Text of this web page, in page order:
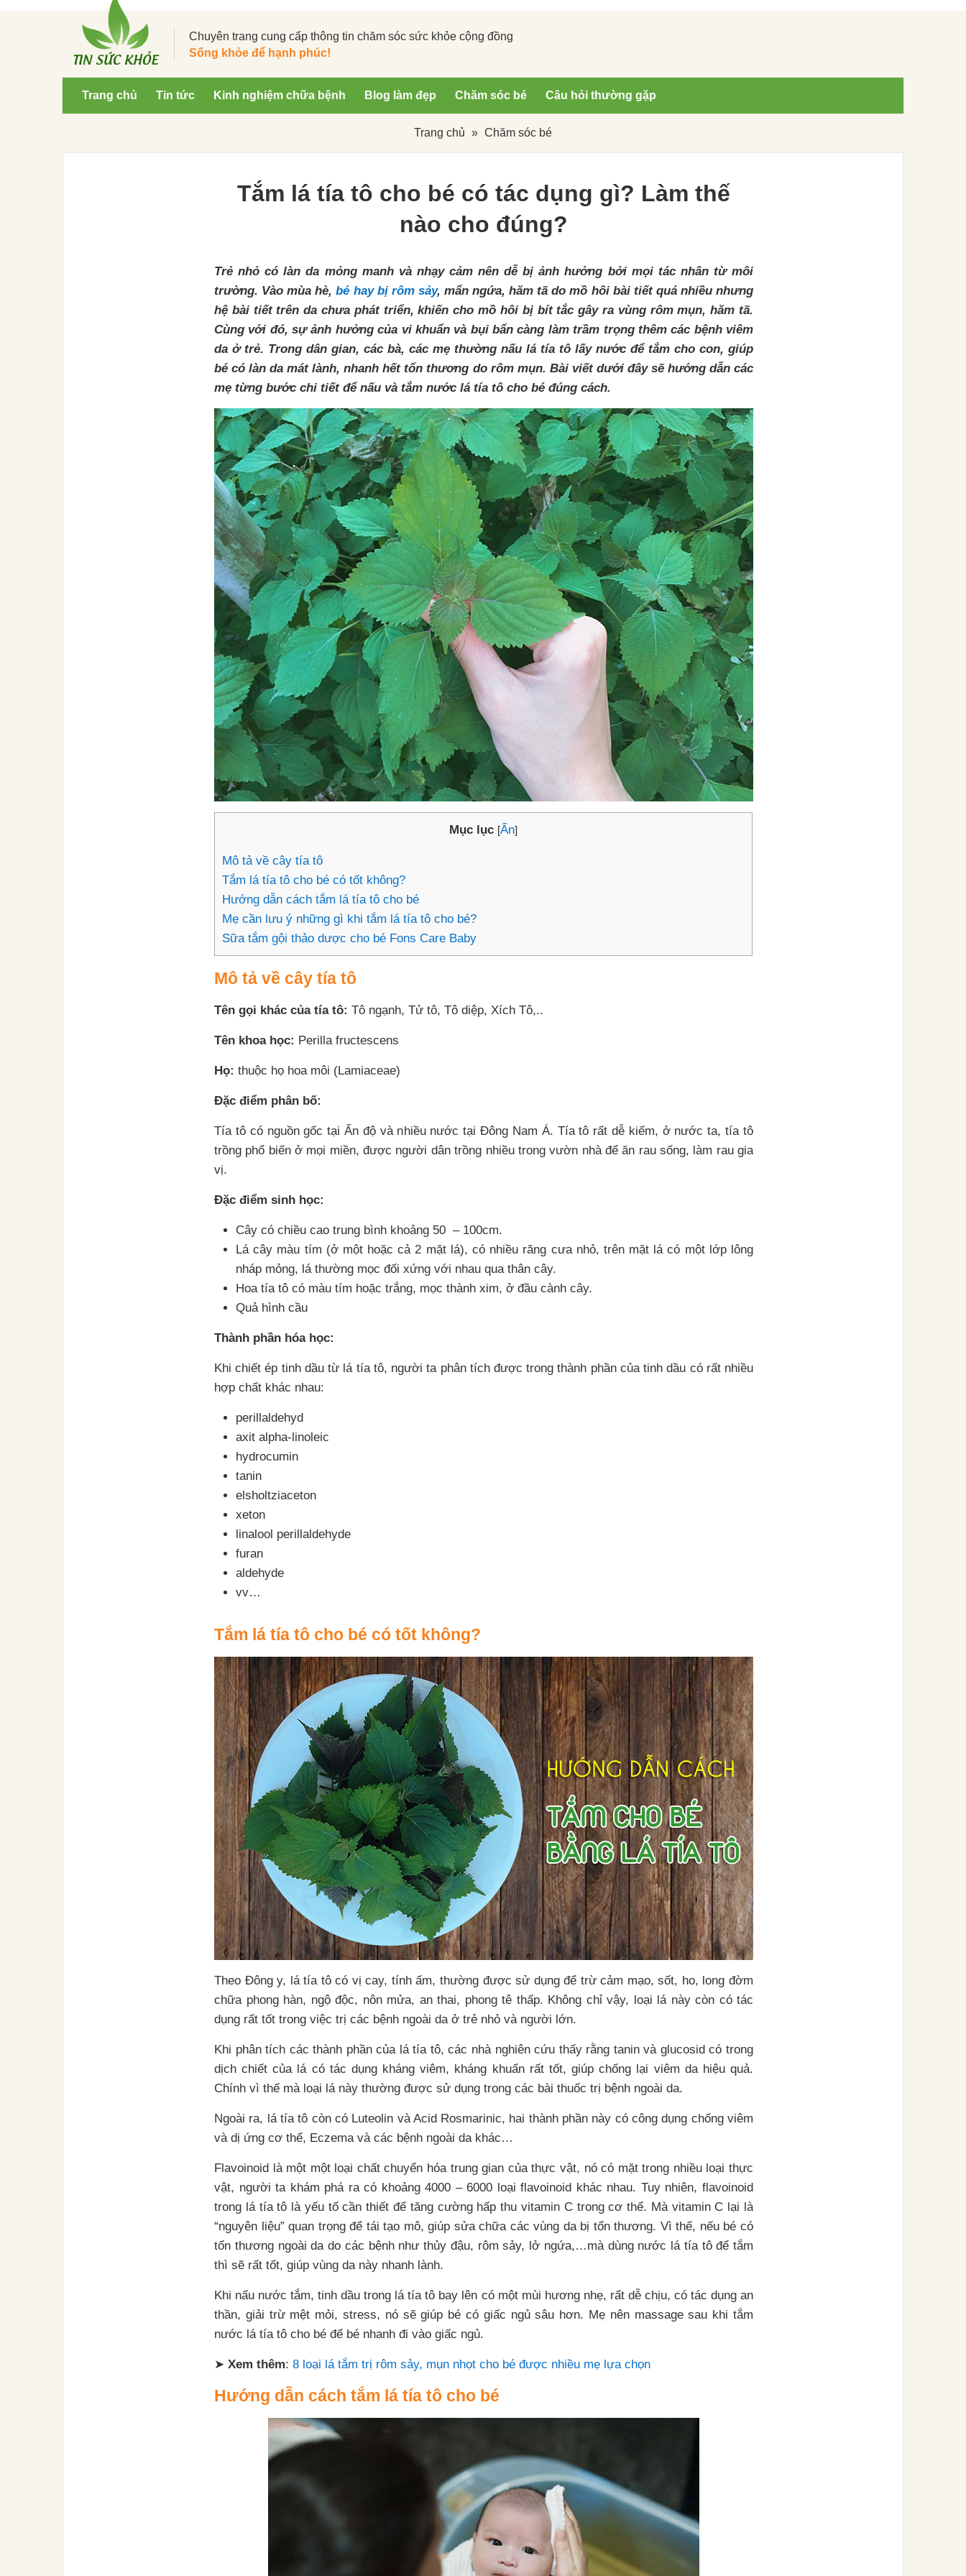
Chuyên trang cung cấp thông tin chăm sóc sức khỏe cộng đồng
Sống khỏe để hạnh phúc!
Trang chủ Tin tức Kinh nghiệm chữa bệnh Blog làm đẹp Chăm sóc bé Câu hỏi thường gặp
Trang chủ » Chăm sóc bé
Tắm lá tía tô cho bé có tác dụng gì? Làm thế
nào cho đúng?
Trẻ nhỏ có làn da mỏng manh và nhạy cảm nên dễ bị ảnh hưởng bởi mọi tác nhân từ môi
trường. Vào mùa hè,bé hay bị rôm sảy, mẩn ngứa, hăm tã do mồ hôi bài tiết quá nhiều nhưng
hệ bài tiết trên da chưa phát triển, khiến cho mồ hôi bị bít tắc gây ra vùng rôm mụn, hăm tã.
Cùng với đó, sự ảnh hưởng của vi khuẩn và bụi bẩn càng làm trầm trọng thêm các bệnh viêm
da ở trẻ. Trong dân gian, các bà, các mẹ thường nấu lá tía tô lấy nước để tắm cho con, giúp
bé có làn da mát lành, nhanh hết tổn thương do rôm mụn. Bài viết dưới đây sẽ hướng dẫn các
mẹ từng bước chi tiết để nấu và tắm nước lá tía tô cho bé đúng cách.
Mục lục [Ẩn]
Mô tả về cây tía tô
Tắm lá tía tô cho bé có tốt không?
Hướng dẫn cách tắm lá tía tô cho bé
Mẹ cần lưu ý những gì khi tắm lá tía tô cho bé?
Sữa tắm gội thảo dược cho bé Fons Care Baby
Mô tả về cây tía tô
Tên gọi khác của tía tô: Tô ngạnh, Tử tô, Tô diệp, Xích Tô,..
Tên khoa học: Perilla fructescens
Họ: thuộc họ hoa môi (Lamiaceae)
Đặc điểm phân bố:
Tía tô có nguồn gốc tại Ấn độ và nhiều nước tại Đông Nam Á. Tía tô rất dễ kiếm, ở nước ta, tía tô
trồng phổ biến ở mọi miền, được người dân trồng nhiều trong vườn nhà để ăn rau sống, làm rau gia
vị.
Đặc điểm sinh học:
Cây có chiều cao trung bình khoảng 50 – 100cm.
Lá cây màu tím (ở một hoặc cả 2 mặt lá), có nhiều răng cưa nhỏ, trên mặt lá có một lớp lông
nháp mỏng, lá thường mọc đối xứng với nhau qua thân cây.
Hoa tía tô có màu tím hoặc trắng, mọc thành xim, ở đầu cành cây.
Quả hình cầu
Thành phần hóa học:
Khi chiết ép tinh dầu từ lá tía tô, người ta phân tích được trong thành phần của tinh dầu có rất nhiều
hợp chất khác nhau:
perillaldehyd
axit alpha-linoleic
hydrocumin
tanin
elsholtziaceton
xeton
linalool perillaldehyde
furan
aldehyde
vv…
Tắm lá tía tô cho bé có tốt không?
Theo Đông y, lá tía tô có vị cay, tính ấm, thường được sử dụng để trừ cảm mạo, sốt, ho, long đờm
chữa phong hàn, ngộ độc, nôn mửa, an thai, phong tê thấp. Không chỉ vậy, loại lá này còn có tác
dụng rất tốt trong việc trị các bệnh ngoài da ở trẻ nhỏ và người lớn.
Khi phân tích các thành phần của lá tía tô, các nhà nghiên cứu thấy rằng tanin và glucosid có trong
dịch chiết của lá có tác dụng kháng viêm, kháng khuẩn rất tốt, giúp chống lại viêm da hiệu quả.
Chính vì thế mà loại lá này thường được sử dụng trong các bài thuốc trị bệnh ngoài da.
Ngoài ra, lá tía tô còn có Luteolin và Acid Rosmarinic, hai thành phần này có công dụng chống viêm
và dị ứng cơ thể, Eczema và các bệnh ngoài da khác…
Flavoinoid là một một loại chất chuyển hóa trung gian của thực vật, nó có mặt trong nhiều loại thực
vật, người ta khám phá ra có khoảng 4000 – 6000 loại flavoinoid khác nhau. Tuy nhiên, flavoinoid
trong lá tía tô là yếu tố cần thiết để tăng cường hấp thu vitamin C trong cơ thể. Mà vitamin C lại là
“nguyên liệu” quan trọng để tái tạo mô, giúp sửa chữa các vùng da bị tổn thương. Vì thế, nếu bé có
tổn thương ngoài da do các bệnh như thủy đậu, rôm sảy, lở ngứa,…mà dùng nước lá tía tô để tắm
thì sẽ rất tốt, giúp vùng da này nhanh lành.
Khi nấu nước tắm, tinh dầu trong lá tía tô bay lên có một mùi hương nhẹ, rất dễ chịu, có tác dụng an
thần, giải trừ mệt mỏi, stress, nó sẽ giúp bé có giấc ngủ sâu hơn. Mẹ nên massage sau khi tắm
nước lá tía tô cho bé để bé nhanh đi vào giấc ngủ.
➤ Xem thêm: 8 loại lá tắm trị rôm sảy, mụn nhọt cho bé được nhiều mẹ lựa chọn
Hướng dẫn cách tắm lá tía tô cho bé